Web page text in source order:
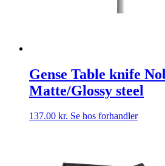
Gense Table knife
Matte/Glossy steel
137.00 kr. Se hos forhandler